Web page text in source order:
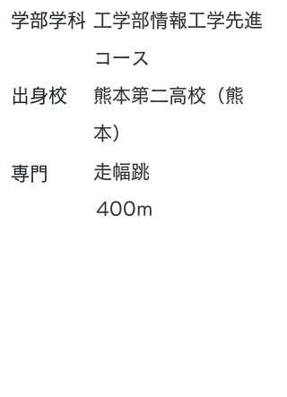
​学部学科 工学部情報工学先進
コース
​出身校
熊本第二高校（熊
本）
専門
走幅跳
400m